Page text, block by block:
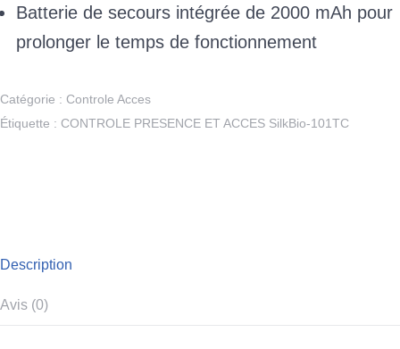
Batterie de secours intégrée de 2000 mAh pour
prolonger le temps de fonctionnement
Catégorie : Controle Acces
Étiquette : CONTROLE PRESENCE ET ACCES SilkBio-101TC
Description
Avis (0)